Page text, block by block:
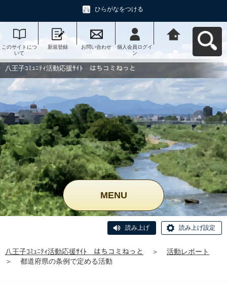
ひらがなをつける
このサイトにつ
いて
新規登録 お問い合わせ
個人会員ログイ
ン
動応援ｻｲﾄ はち
コミねっとへ戻
八王子ｺﾐｭﾆﾃｨ活動応援ｻｲﾄ はちコミねっと
MENU
読み上げ 読み上げ設定
八王子ｺﾐｭﾆﾃｨ活動応援ｻｲﾄ はちコミねっと ＞
活動レポート
＞
都道府県の条例で定める活動